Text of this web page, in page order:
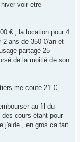
voir etre
€ , la location pour 4
2 ans de 350 €/an et
partagé 25
de la moitié de son
me coute 21 € .....
au fil du
cours étant pour
j'aide , en gros ca fait